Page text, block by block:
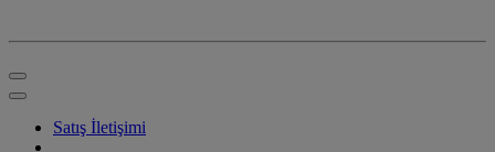
Satış İletişimi